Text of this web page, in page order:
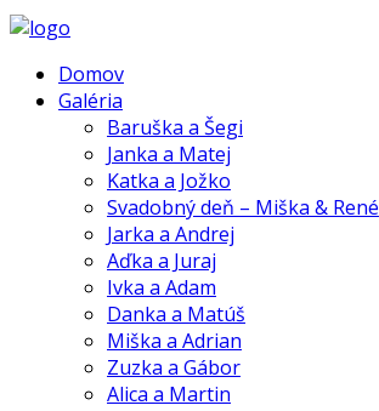
Domov
Galéria
Baruška a Šegi
Janka a Matej
Katka a Jožko
Svadobný deň – Miška & René
Jarka a Andrej
Aďka a Juraj
Ivka a Adam
Danka a Matúš
Miška a Adrian
Zuzka a Gábor
Alica a Martin